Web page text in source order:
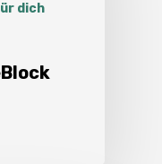
dich